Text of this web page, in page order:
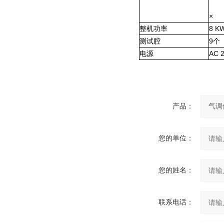
×
整机功率 8
测试腔
9个
电源
AC
产品：
您的单位：
您的姓名：
联系电话：